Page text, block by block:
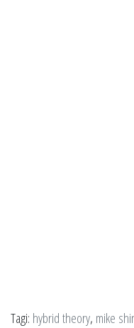
Tagi: hybrid theory, mike